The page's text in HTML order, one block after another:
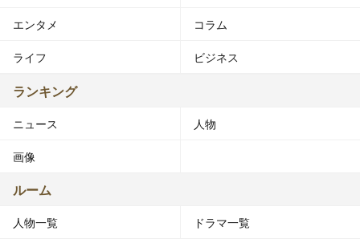
エンタメ コラム
ライフ ビジネス
ランキング
ニュース 人物
画像
ルーム
人物一覧 ドラマ一覧